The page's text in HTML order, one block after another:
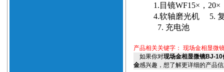
1. 目镜WF15×， 20×
4.软轴磨光机 5.
7. 充电池
产品相关关键字： 现场金相显微
如果你对现场金相显微镜BJ-10
金感兴趣，想了解更详细的产品